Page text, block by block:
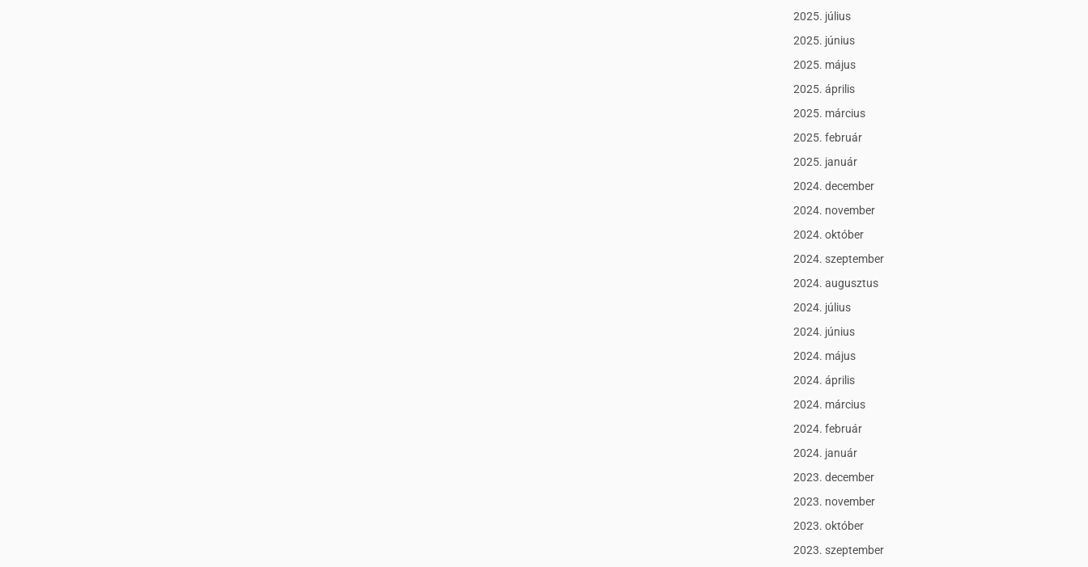
2025. július
2025. június
2025. május
2025. április
2025. március
2025. február
2025. január
2024. december
2024. november
2024. október
2024. szeptember
2024. augusztus
2024. július
2024. június
2024. május
2024. április
2024. március
2024. február
2024. január
2023. december
2023. november
2023. október
2023. szeptember